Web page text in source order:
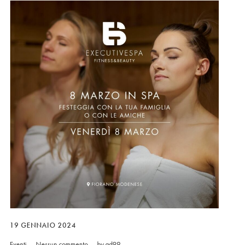
19 GENNAIO 2024